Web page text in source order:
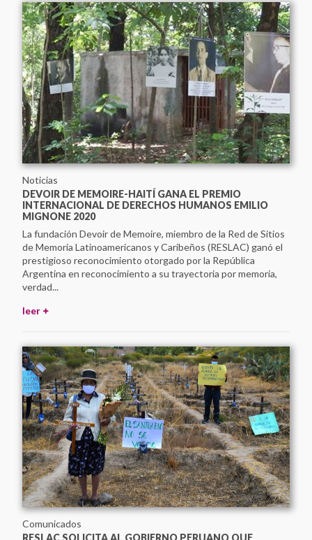
Noticias
DEVOIR DE MEMOIRE-HAITÍ GANA EL PREMIO
INTERNACIONAL DE DERECHOS HUMANOS EMILIO
MIGNONE 2020
La fundación Devoir de Memoire, miembro de la Red de Sitios
de Memoria Latinoamericanos y Caribeños (RESLAC) ganó el
prestigioso reconocimiento otorgado por la República
Argentina en reconocimiento a su trayectoria por memoria,
verdad...
leer
Comunicados
RESLAC SOLICITA AL GOBIERNO PERUANO QUE